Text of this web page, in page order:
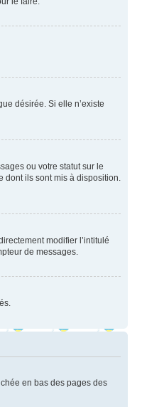
désirée. Si elle n’existe
ou votre statut sur le
dont ils sont mis à disposition.
modifier l’intitulé
de messages.
en bas des pages des